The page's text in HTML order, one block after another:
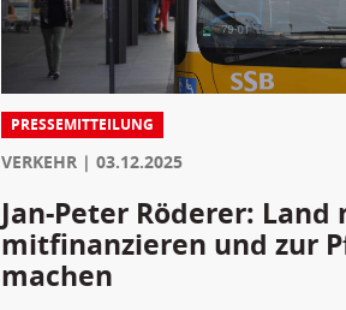
PRESSEMITTEILUNG
VERKEHR 03.12.2025
Jan-Peter Röderer: Land
mitfinanzieren und zur
machen